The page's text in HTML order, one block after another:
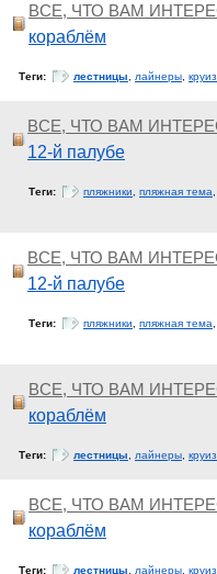
ВСЕ, ЧТО ВАМ
кораблём
Теги: лестницы лайнеры
ВСЕ, ЧТО ВАМ
12-й палубе
Теги: пляжники пляжная тема
ВСЕ, ЧТО ВАМ
12-й палубе
Теги: пляжники пляжная тема
ВСЕ, ЧТО ВАМ
кораблём
Теги: лестницы лайнеры
ВСЕ, ЧТО ВАМ
кораблём
Теги: лестницы лайнеры